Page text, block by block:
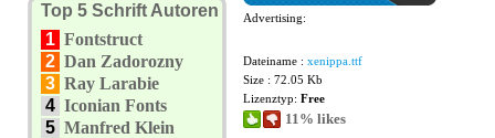
Top 5 Schrift Autoren
1 Fontstruct
2 Dan Zadorozny
3 Ray Larabie
4 Iconian Fonts
5 Manfred Klein
Advertising:
Dateiname : xenippa.ttf
Size : 72.05 Kb
Lizenztyp: Free
11% likes